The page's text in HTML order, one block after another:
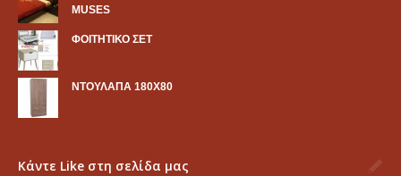
MUSES
ΦΟΙΤΗΤΙΚΟ ΣΕΤ
ΝΤΟΥΛΑΠΑ 180Χ80
Κάντε Like στη σελίδα μας